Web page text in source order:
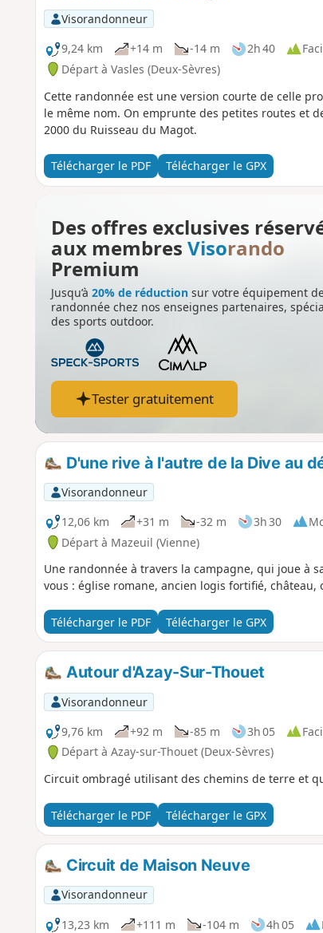
Visorandonneur
9,24 km
+14 m -14 m 2h 40
Départ à Vasles (Deux-Sèvres)
Cette randonnée est une version courte de celle
le même nom. On emprunte des petites routes et
2000 du Ruisseau du Magot.
Télécharger le PDF Télécharger le GPX
Des offres exclusives
aux membres Visorando
Premium
Jusqu’à 20% de réductionsur votre équipement
randonnée chez nos enseignes partenaires,
des sports outdoor.
Tester gratuitement
D'une rive à l'autre de la Dive au
Visorandonneur
12,06 km
+31 m -32 m 3h 30
Départ à Mazeuil (Vienne)
Une randonnée à travers la campagne, qui joue à
vous : église romane, ancien logis fortifié, château,
Télécharger le PDF Télécharger le GPX
Autour d'Azay-Sur-Thouet
Visorandonneur
9,76 km
+92 m -85 m 3h 05
Départ à Azay-sur-Thouet (Deux-Sèvres)
Circuit ombragé utilisant des chemins de terre et
Télécharger le PDF Télécharger le GPX
Circuit de Maison Neuve
Visorandonneur
13,23 km
+111 m -104 m 4h 05